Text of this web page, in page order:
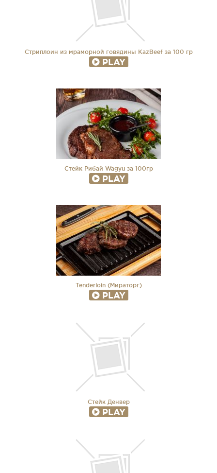
Стриплоин из мраморной говядины KazBeef за 100 гр
PLAY
Стейк Рибай Wagyu за 100гр
PLAY
Tenderloin (Мираторг)
PLAY
Стейк Денвер
PLAY